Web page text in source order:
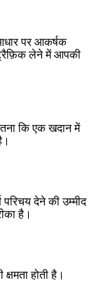
पर आकर्षक
लेने में आपकी
कि एक खदान में
देने की उम्मीद
है।
होती है।